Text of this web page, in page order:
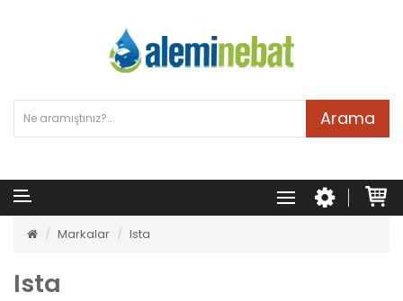
Arama
Markalar Ista
Ista